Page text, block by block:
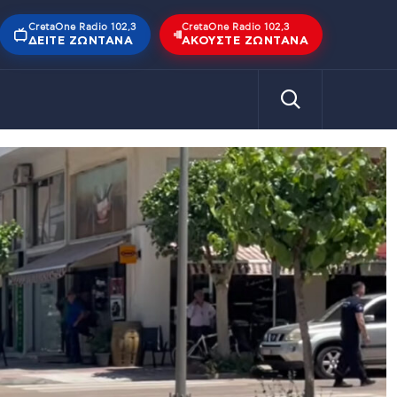
CretaOne Radio 102,3
ΔΕΊΤΕ ΖΩΝΤΑΝΆ
CretaOne Radio 102,3
ΑΚΟΎΣΤΕ ΖΩΝΤΑΝΆ